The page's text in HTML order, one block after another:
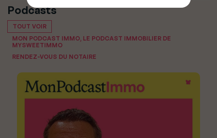
Podcasts
TOUT VOIR
MON PODCAST IMMO, LE PODCAST IMMOBILIER DE
MYSWEETIMMO
RENDEZ-VOUS DU NOTAIRE